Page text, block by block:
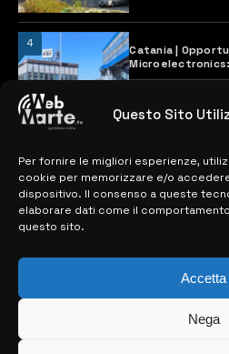
Questo Sito
Per fornire le migliori esperienze,
cookie per memorizzare e/o
dispositivo. Il consenso a queste
elaborare dati come il
questo sito.
Accetta
Nega
4
Catania |
previste
MAPPA DEL SITO
> NOTIZIE